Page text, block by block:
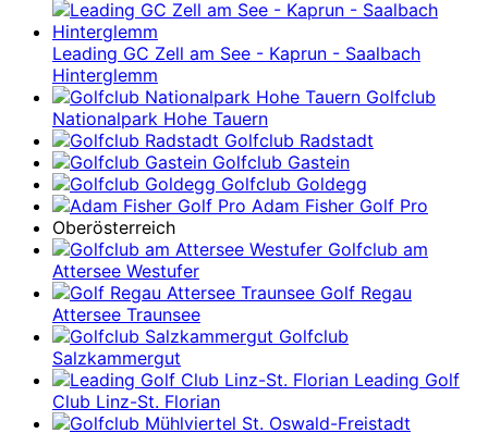
Leading GC Zell am See - Kaprun - Saalbach
Hinterglemm
Golfclub
Nationalpark Hohe Tauern
Golfclub Radstadt
Golfclub Gastein
Golfclub Goldegg
Adam Fisher Golf Pro
Oberösterreich
Golfclub am
Attersee Westufer
Golf Regau
Attersee Traunsee
Golfclub
Salzkammergut
Leading Golf
Club Linz-St. Florian